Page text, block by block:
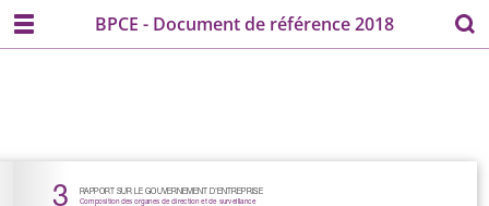
BPCE - Document de référence 2018